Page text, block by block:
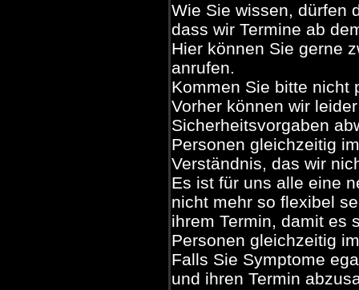
Wie Sie wissen, dürfen
dass wir Termine ab
Hier können Sie gerne
anrufen.
Kommen Sie bitte nicht
Vorher können wir
Sicherheitsvorgaben
Personen gleichzeitig
Verständnis, das wir
Es ist für uns alle eine
nicht mehr so flexibel
ihrem Termin, damit es
Personen gleichzeitig
Falls Sie Symptome
und ihren Termin